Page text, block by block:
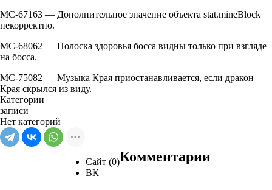
MC-67163 — Дополнительное значение объекта stat.mineBlock
некорректно.
MC-68062 — Полоска здоровья босса видны только при взгляде
на босса.
MC-75082 — Музыка Края приостанавливается, если дракон
Края скрылся из виду.
Категории
записи
Нет категорий
Сайт (0)
ВК
Комментарии